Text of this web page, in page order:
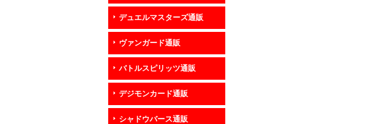
デュエルマスターズ通販
ヴァンガード通販
バトルスピリッツ通販
デジモンカード通販
シャドウバース通販